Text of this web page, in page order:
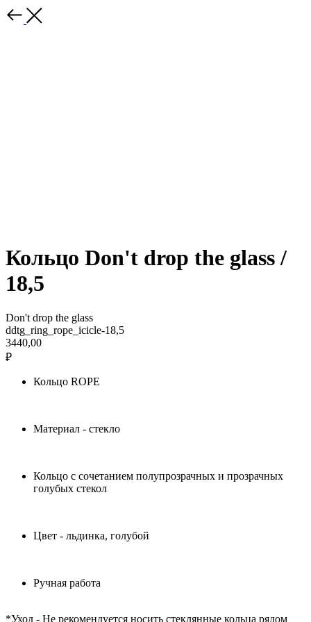
Кольцо Don't drop the glass /
18,5
Don't drop the glass
ddtg_ring_rope_icicle-18,5
3440,00
₽
Кольцо ROPE
Материал - стекло
Кольцо с сочетанием полупрозрачных и прозрачных
голубых стекол
Цвет - льдинка, голубой
Ручная работа
*Уход - Не рекомендуется носить стеклянные кольца рядом